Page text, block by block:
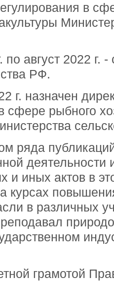
в
август 2022 г.
РФ.
г. назначен
сфере рыбного
ряда
и иных актов в
курсах
в различных
грамотой